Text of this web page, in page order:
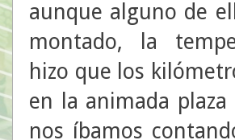
aunque alguno de
montado, la
hizo que los
en la animada
nos íbamos